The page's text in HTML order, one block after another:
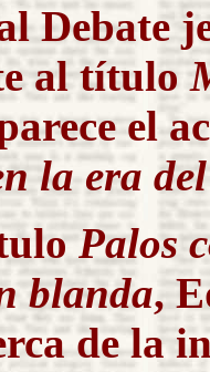
Debate
al título
el
la era
Palos
blanda,
de la